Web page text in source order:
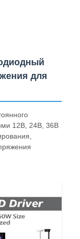
для
12В, 24В, 36В